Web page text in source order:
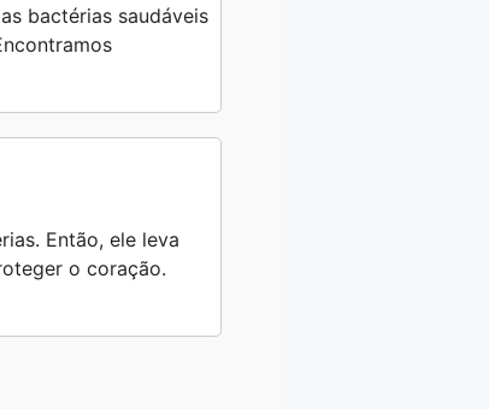
bactérias saudáveis
Então, ele leva
o coração.